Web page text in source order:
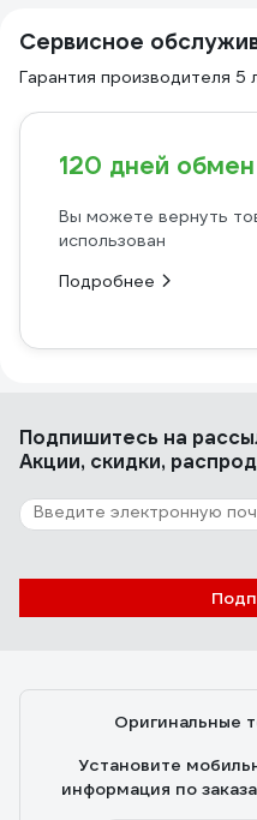
Сервисное
Гарантия производителя 5
120 дней
Вы можете вернуть
использован
Подробнее
Подпишитесь на
Акции, скидки,
Оригинальные
Установите
информация по